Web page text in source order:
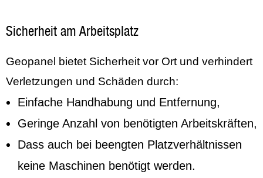
Sicherheit am Arbeitsplatz
Geopanel bietet Sicherheit vor Ort und verhindert
Verletzungen und Schäden durch:
Einfache Handhabung und Entfernung,
Geringe Anzahl von benötigten Arbeitskräften,
Dass auch bei beengten Platzverhältnissen
keine Maschinen benötigt werden.